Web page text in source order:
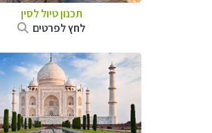
תכנון טיוללסין
לחץ לפרטים